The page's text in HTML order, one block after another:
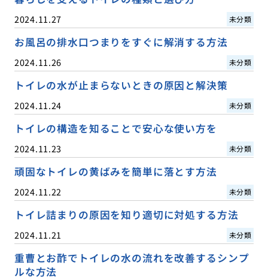
2024.11.27 未分類
お風呂の排水口つまりをすぐに解消する方法
2024.11.26 未分類
トイレの水が止まらないときの原因と解決策
2024.11.24 未分類
トイレの構造を知ることで安心な使い方を
2024.11.23 未分類
頑固なトイレの黄ばみを簡単に落とす方法
2024.11.22 未分類
トイレ詰まりの原因を知り適切に対処する方法
2024.11.21 未分類
重曹とお酢でトイレの水の流れを改善するシンプ
ルな方法